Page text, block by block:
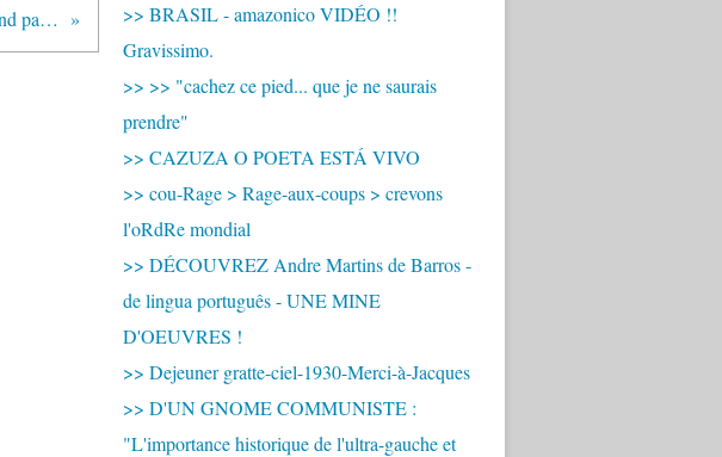
>> La Chine devient le plus grand partenaire commercial de l'Afrique
>> BRASIL - amazonico VIDÉO !!
Gravissimo.
>> >> "cachez ce pied... que je ne saurais
prendre"
>> CAZUZA O POETA ESTÁ VIVO
>> cou-Rage > Rage-aux-coups > crevons
l'oRdRe mondial
>> DÉCOUVREZ Andre Martins de Barros -
de lingua português - UNE MINE
D'OEUVRES !
>> Dejeuner gratte-ciel-1930-Merci-à-Jacques
>> D'UN GNOME COMMUNISTE :
"L'importance historique de l'ultra-gauche et